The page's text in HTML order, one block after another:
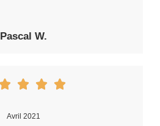
Pascal W.
Avril 2021